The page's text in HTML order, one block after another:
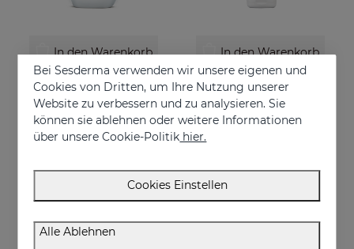
In den Warenkorb
BABYSES Badegel
€ 15,95
In den Warenkorb
€ 24,95
Bei Sesderma verwenden wir unsere eigenen und
Cookies von Dritten, um Ihre Nutzung unserer
Website zu verbessern und zu analysieren. Sie
können sie ablehnen oder weitere Informationen
über unsere Cookie-Politik hier.
Cookies Einstellen
Alle Ablehnen